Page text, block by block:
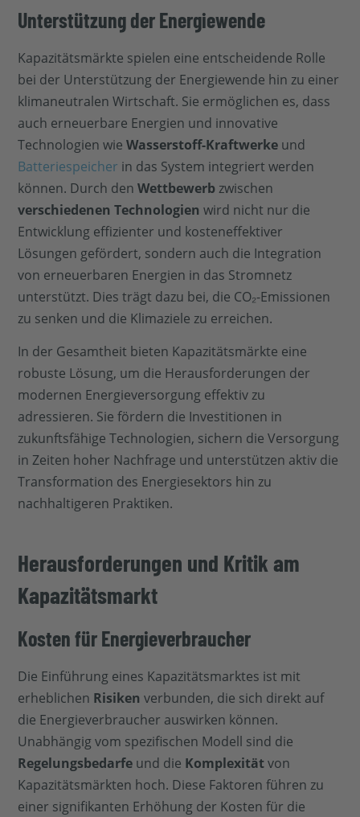
Unterstützung der Energiewende
Kapazitätsmärkte spielen eine entscheidende Rolle
bei der Unterstützung der Energiewende hin zu einer
klimaneutralen Wirtschaft. Sie ermöglichen es, dass
auch erneuerbare Energien und innovative
Technologien wieWasserstoff-Kraftwerke und
Batteriespeicher in das System integriert werden
können. Durch denWettbewerbzwischen
verschiedenen Technologien wird nicht nur die
Entwicklung effizienter und kosteneffektiver
Lösungen gefördert, sondern auch die Integration
von erneuerbaren Energien in das Stromnetz
unterstützt. Dies trägt dazu bei, die CO₂-Emissionen
zu senken und die Klimaziele zu erreichen.
In der Gesamtheit bieten Kapazitätsmärkte eine
robuste Lösung, um die Herausforderungen der
modernen Energieversorgung effektiv zu
adressieren. Sie fördern die Investitionen in
zukunftsfähige Technologien, sichern die Versorgung
in Zeiten hoher Nachfrage und unterstützen aktiv die
Transformation des Energiesektors hin zu
nachhaltigeren Praktiken.
Herausforderungen und Kritik am
Kapazitätsmarkt
Kosten für Energieverbraucher
Die Einführung eines Kapazitätsmarktes ist mit
erheblichen Risiken verbunden, die sich direkt auf
die Energieverbraucher auswirken können.
Unabhängig vom spezifischen Modell sind die
Regelungsbedarfe und die Komplexitätvon
Kapazitätsmärkten hoch. Diese Faktoren führen zu
einer signifikanten Erhöhung der Kosten für die